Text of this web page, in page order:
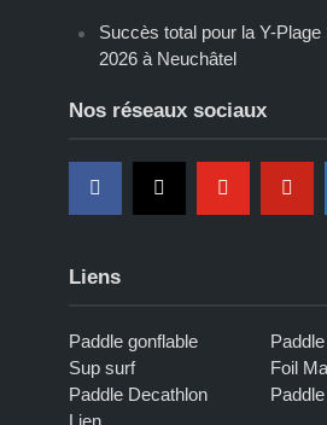
Succès total pour la Y-
2026 à Neuchâtel
Nos réseaux sociaux
Liens
Paddle gonflable
Sup surf
Foil
Paddle Decathlon
Lien